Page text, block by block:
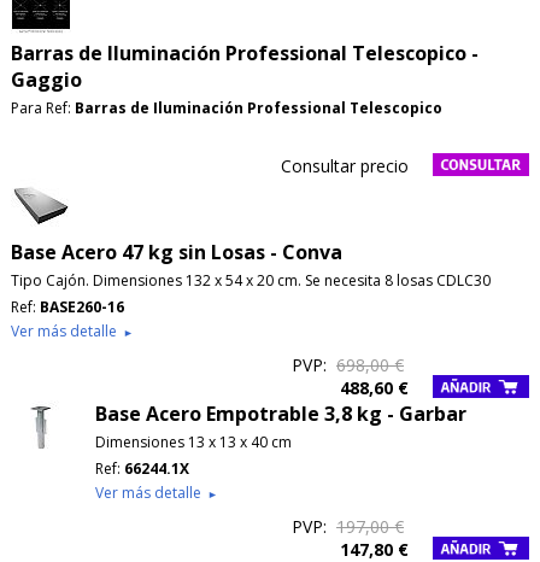
Barras de Iluminación Professional Telescopico -
Gaggio
Para Ref: Barras de Iluminación Professional Telescopico
Consultar precio
Base Acero 47 kg sin Losas - Conva
Tipo Cajón. Dimensiones 132 x 54 x 20 cm. Se necesita 8 losas CDLC30
Ref: BASE260-16
Ver más detalle ►
PVP: 698,00 €
488,60 €
Base Acero Empotrable 3,8 kg - Garbar
Dimensiones 13 x 13 x 40 cm
Ref: 66244.1X
Ver más detalle ►
PVP: 197,00 €
147,80 €